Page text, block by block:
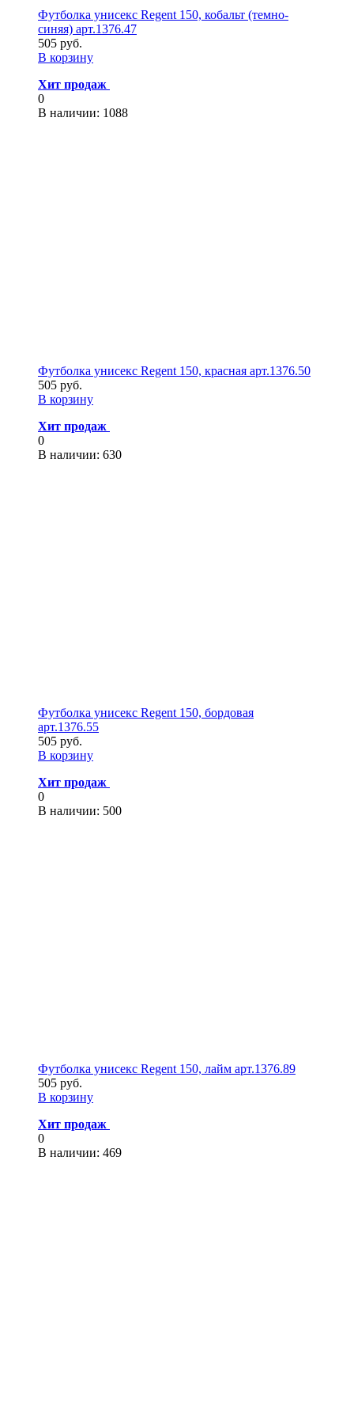
Футболка унисекс Regent 150, кобальт (темно-
синяя) арт.1376.47
505 руб.
В корзину
Хит продаж
0
В наличии: 1088
Футболка унисекс Regent 150, красная арт.1376.50
505 руб.
В корзину
Хит продаж
0
В наличии: 630
Футболка унисекс Regent 150, бордовая
арт.1376.55
505 руб.
В корзину
Хит продаж
0
В наличии: 500
Футболка унисекс Regent 150, лайм арт.1376.89
505 руб.
В корзину
Хит продаж
0
В наличии: 469